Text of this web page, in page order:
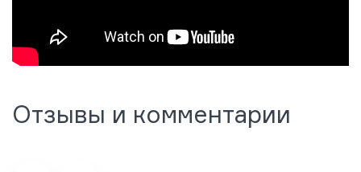
Отзывы и комментарии